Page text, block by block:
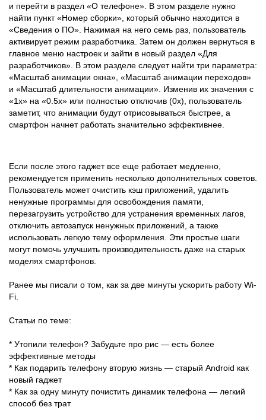
и перейти в раздел «О телефоне». В этом разделе нужно
найти пункт «Номер сборки», который обычно находится в
«Сведения о ПО». Нажимая на него семь раз, пользователь
активирует режим разработчика. Затем он должен вернуться в
главное меню настроек и зайти в новый раздел «Для
разработчиков». В этом разделе следует найти три параметра:
«Масштаб анимации окна», «Масштаб анимации переходов»
и «Масштаб длительности анимации». Изменив их значения с
«1x» на «0.5x» или полностью отключив (0x), пользователь
заметит, что анимации будут отрисовываться быстрее, а
смартфон начнет работать значительно эффективнее.
Если после этого гаджет все еще работает медленно,
рекомендуется применить несколько дополнительных советов.
Пользователь может очистить кэш приложений, удалить
ненужные программы для освобождения памяти,
перезагрузить устройство для устранения временных лагов,
отключить автозапуск ненужных приложений, а также
использовать легкую тему оформления. Эти простые шаги
могут помочь улучшить производительность даже на старых
моделях смартфонов.
Ранее мы писали о том, как за две минуты ускорить работу Wi-
Fi.
Статьи по теме:
* Утопили телефон? Забудьте про рис — есть более
эффективные методы
* Как подарить телефону вторую жизнь — старый Android как
новый гаджет
* Как за одну минуту почистить динамик телефона — легкий
способ без трат